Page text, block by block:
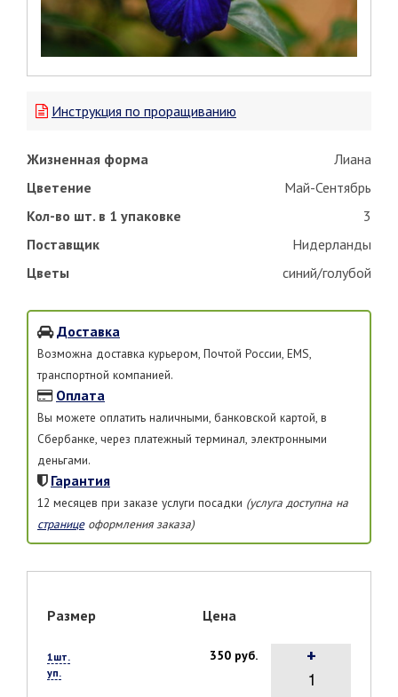
Инструкция по проращиванию
Жизненная форма
Лиана
Цветение
Май-Сентябрь
Кол-во шт. в 1 упаковке
3
Поставщик
Нидерланды
Цветы
синий/голубой
Доставка
Возможна доставка курьером, Почтой России, EMS,
транспортной компанией.
Оплата
Вы можете оплатить наличными, банковской картой, в
Сбербанке, через платежный терминал, электронными
деньгами.
Гарантия
12 месяцев при заказе услуги посадки (услуга доступна на
страницеоформления заказа)
Размер Цена
1шт.
уп.
350 руб. +